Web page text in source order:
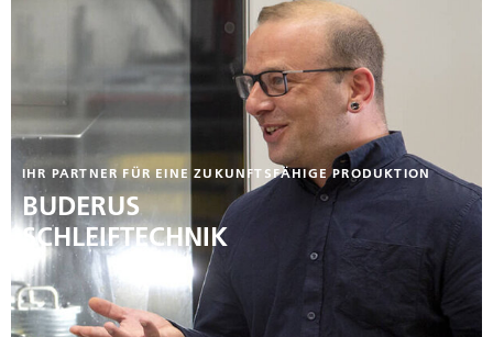
IHR PARTNER FÜR EINE ZUKUNFTSFÄHIGE PRODUKTION
BUDERUS
SCHLEIFTECHNIK